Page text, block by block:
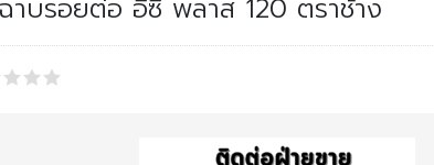
าบรอยต่อ อีซี่ พลาส 120 ตราช้าง